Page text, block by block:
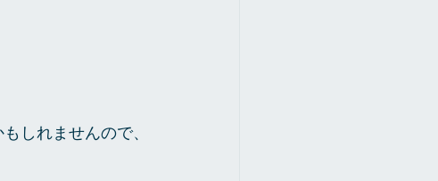
しれませんので、